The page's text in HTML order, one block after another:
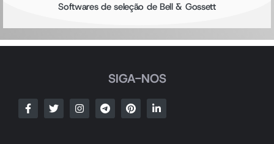
Softwares de seleção de Bell & Gossett
SIGA-NOS